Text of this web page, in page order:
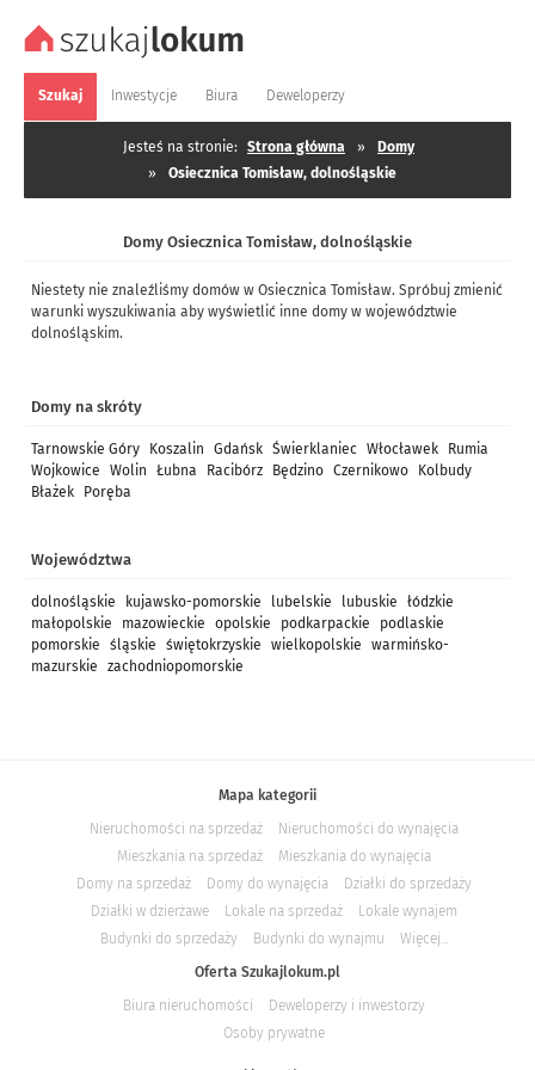
Szukaj Inwestycje Biura Deweloperzy
Jesteś na stronie: Strona główna »
Domy
»
Osiecznica Tomisław, dolnośląskie
Domy Osiecznica Tomisław, dolnośląskie
Niestety nie znaleźliśmy domów w Osiecznica Tomisław. Spróbuj zmienić
warunki wyszukiwania aby wyświetlić inne domy w województwie
dolnośląskim.
Domy na skróty
Tarnowskie Góry Koszalin Gdańsk Świerklaniec Włocławek
Rumia
Wojkowice
Wolin Łubna Racibórz Będzino Czernikowo
Kolbudy
Błażek
Poręba
Województwa
dolnośląskie kujawsko-pomorskie lubelskie lubuskie
łódzkie
małopolskie
mazowieckie opolskie podkarpackie
podlaskie
pomorskie
śląskie świętokrzyskie wielkopolskie
warmińsko-
mazurskie
zachodniopomorskie
Mapa kategorii
Nieruchomości na sprzedaż
Nieruchomości do wynajęcia
Mieszkania na sprzedaż
Mieszkania do wynajęcia
Domy na sprzedaż
Domy do wynajęcia
Działki do sprzedaży
Działki w dzierżawe
Lokale na sprzedaż
Lokale wynajem
Budynki do sprzedaży
Budynki do wynajmu
Więcej...
Oferta Szukajlokum.pl
Biura nieruchomości
Deweloperzy i inwestorzy
Osoby prywatne